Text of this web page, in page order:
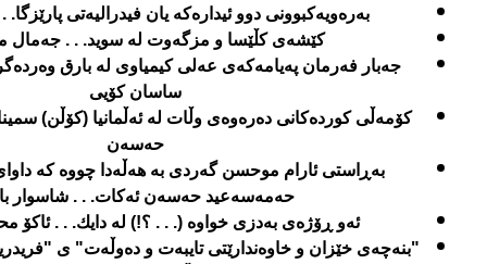
به‌ره‌ویه‌كبوونی دوو ئیداره‌كه‌ یان فیدرالیه‌تی
كێشه‌ی كڵێسا و مزگه‌وت له‌ سوید. . . جه‌مال
ساسان كۆیی
كۆمه‌ڵی كورده‌كانی ده‌ره‌وه‌ی وڵات له‌ ئه‌ڵمانیا (كۆڵن)
حه‌سه‌ن
به‌ڕاستی ئارام موحسن گه‌ردی به‌ هه‌ڵه‌دا چووه‌ كه‌
حه‌مه‌سه‌عید حه‌سه‌ن ئه‌كات. . . شاسوار
ئه‌و ڕۆژه‌ی به‌دزی خواوه‌ (. . . ؟!) له‌ دایك. . . ئاكۆ
"بنه‌چه‌ی خێزان و خاوه‌ندارێتی تایبه‌ت و ده‌وڵه‌ت" ی